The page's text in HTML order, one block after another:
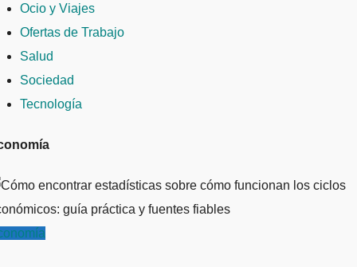
Ocio y Viajes
Ofertas de Trabajo
Salud
Sociedad
Tecnología